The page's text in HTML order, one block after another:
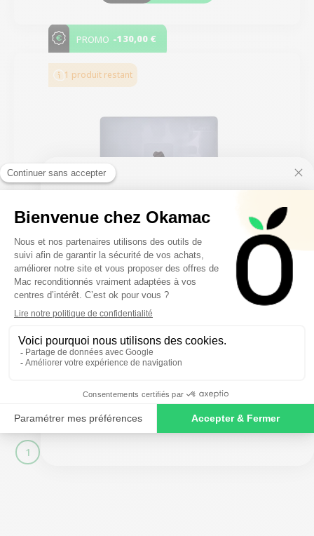
PROMO -130,00 €
1 produit restant
MacBook Air 13" 2020 - Puce M1 - APPLE GPU 8 -
3,2 GHz - 8 Go RAM
À partir de
599,00 €
1
10€ FREE ON YOUR
FIRST ORDER
Sign up to receive your discount.
SIGN ME UP!
NO, THANKS